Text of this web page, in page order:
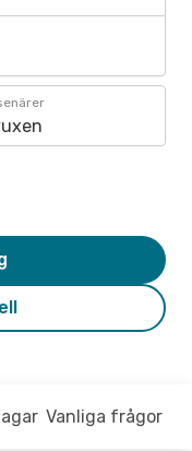
Vanliga frågor